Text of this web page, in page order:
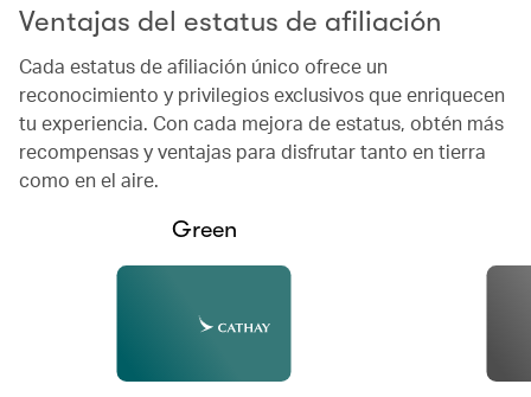
Ventajas del estatus de afiliación
Cada estatus de afiliación único ofrece un
reconocimiento y privilegios exclusivos que enriquecen
tu experiencia. Con cada mejora de estatus, obtén más
recompensas y ventajas para disfrutar tanto en tierra
como en el aire.
Green